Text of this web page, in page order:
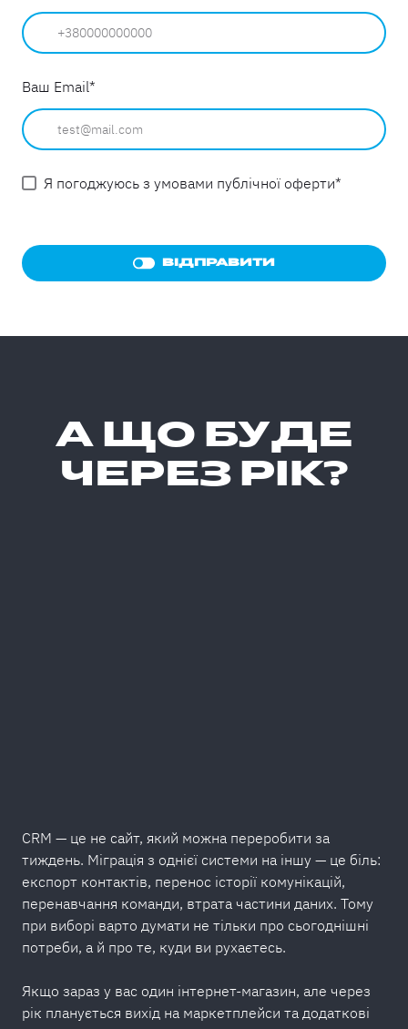
Ваш Email*
Я погоджуюсь з умовами публічної оферти*
ВІДПРАВИТИ
А ЩО БУДЕ
ЧЕРЕЗ РІК?
CRM — це не сайт, який можна переробити за
тиждень. Міграція з однієї системи на іншу — це біль:
експорт контактів, перенос історії комунікацій,
перенавчання команди, втрата частини даних. Тому
при виборі варто думати не тільки про сьогоднішні
потреби, а й про те, куди ви рухаєтесь.
Якщо зараз у вас один інтернет-магазин, але через
рік планується вихід на маркетплейси та додаткові